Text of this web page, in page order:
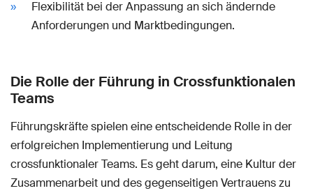
Flexibilität bei der Anpassung an sich ändernde
Anforderungen und Marktbedingungen.
Die Rolle der Führung in Crossfunktionalen
Teams
Führungskräfte spielen eine entscheidende Rolle in der
erfolgreichen Implementierung und Leitung
crossfunktionaler Teams. Es geht darum, eine Kultur der
Zusammenarbeit und des gegenseitigen Vertrauens zu